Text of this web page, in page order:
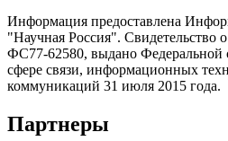
Информация предоставлена
"Научная Россия".
ФС77-62580, выдано Федеральной
сфере связи, информационных
коммуникаций 31 июля 2015 года.
Партнеры